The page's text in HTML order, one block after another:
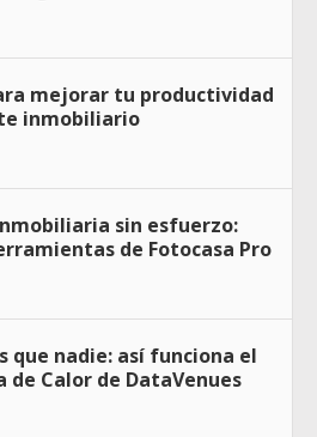
mejorar tu productividad
inmobiliario
sin esfuerzo:
de Fotocasa Pro
que nadie: así funciona el
de Calor de DataVenues